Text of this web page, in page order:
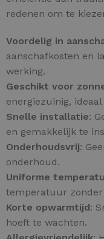
redenen om te
Voordelig in
aanschafkosten en
werking.
Geschikt voor
energiezuinig,
Snelle installatie:
en gemakkelijk te
Onderhoudsvrij:
onderhoud.
Uniforme
temperatuur zonder
Korte opwarmtijd:
hoeft te wachten.